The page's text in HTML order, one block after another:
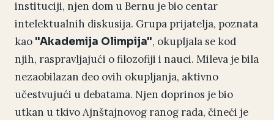
instituciji, njen dom u Bernu je bio centar
intelektualnih diskusija. Grupa prijatelja, poznata
kao "Akademija Olimpija", okupljala se kod
njih, raspravljajući o filozofiji i nauci. Mileva je bila
nezaobilazan deo ovih okupljanja, aktivno
učestvujući u debatama. Njen doprinos je bio
utkan u tkivo Ajnštajnovog ranog rada, čineći je